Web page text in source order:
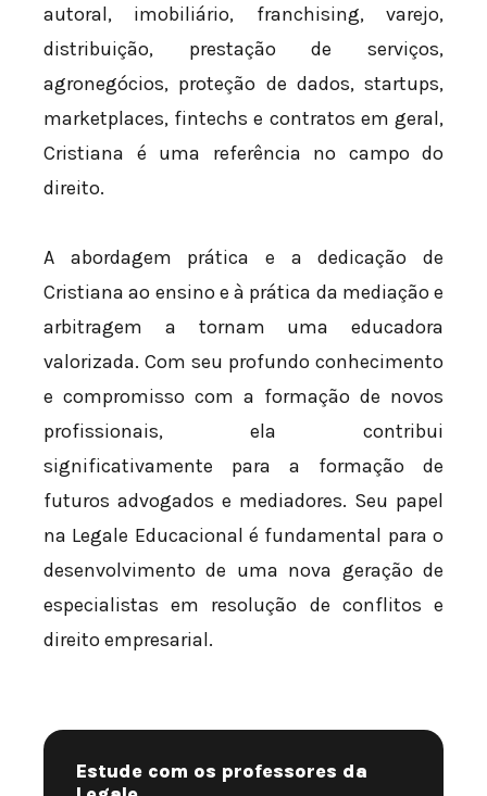
autoral, imobiliário, franchising, varejo,
distribuição, prestação de serviços,
agronegócios, proteção de dados, startups,
marketplaces, fintechs e contratos em geral,
Cristiana é uma referência no campo do
direito.
A abordagem prática e a dedicação de
Cristiana ao ensino e à prática da mediação e
arbitragem a tornam uma educadora
valorizada. Com seu profundo conhecimento
e compromisso com a formação de novos
profissionais, ela contribui
significativamente para a formação de
futuros advogados e mediadores. Seu papel
na Legale Educacional é fundamental para o
desenvolvimento de uma nova geração de
especialistas em resolução de conflitos e
direito empresarial.
Estude com os professores da